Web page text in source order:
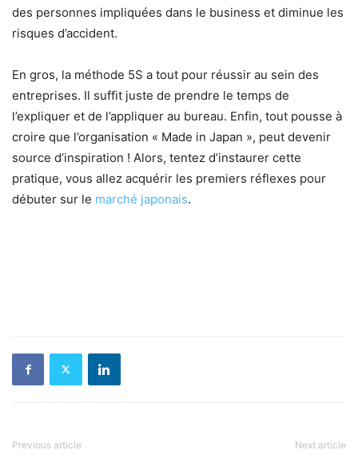
des personnes impliquées dans le business et diminue les
risques d’accident.
En gros, la méthode 5S a tout pour réussir au sein des
entreprises. Il suffit juste de prendre le temps de
l’expliquer et de l’appliquer au bureau. Enfin, tout pousse à
croire que l’organisation « Made in Japan », peut devenir
source d’inspiration ! Alors, tentez d’instaurer cette
pratique, vous allez acquérir les premiers réflexes pour
débuter sur le marché japonais.
Previous article Next article